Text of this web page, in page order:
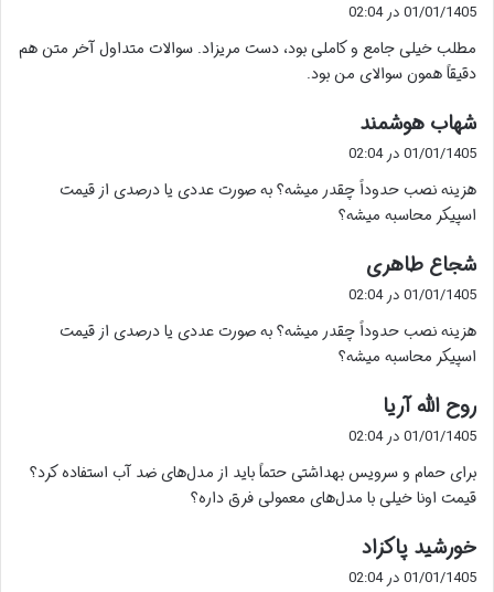
ت
:
01/01/1405 در 02:04
مطلب خیلی جامع و کاملی بود، دست مریزاد. سوالات متداول آخر متن هم
دقیقاً همون سوالای من بود.
شهاب هوشمند
ف
01/01/1405 در 02:04
هزینه نصب حدوداً چقدر میشه؟ به صورت عددی یا درصدی از قیمت
اسپیکر محاسبه میشه؟
شجاع طاهری
ف
:
01/01/1405 در 02:04
هزینه نصب حدوداً چقدر میشه؟ به صورت عددی یا درصدی از قیمت
اسپیکر محاسبه میشه؟
روح الله آریا
ف
:
01/01/1405 در 02:04
برای حمام و سرویس بهداشتی حتماً باید از مدل‌های ضد آب استفاده کرد؟
قیمت اونا خیلی با مدل‌های معمولی فرق داره؟
خورشید پاکزاد
ف
01/01/1405 در 02:04